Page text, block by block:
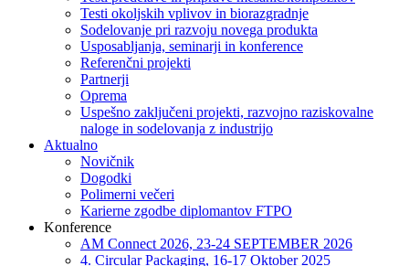
Testi okoljskih vplivov in biorazgradnje
Sodelovanje pri razvoju novega produkta
Usposabljanja, seminarji in konference
Referenčni projekti
Partnerji
Oprema
Uspešno zaključeni projekti, razvojno raziskovalne
naloge in sodelovanja z industrijo
Aktualno
Novičnik
Dogodki
Polimerni večeri
Karierne zgodbe diplomantov FTPO
Konference
AM Connect 2026, 23-24 SEPTEMBER 2026
4. Circular Packaging, 16-17 Oktober 2025